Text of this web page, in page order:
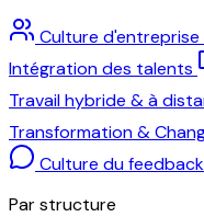
Culture d'entreprise
Intégration des talents
Travail hybride & à
Transformation &
Culture du feedback
Par structure